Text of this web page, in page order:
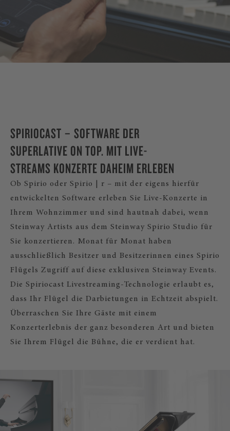
SPIRIO | ENTDECKEN
SPIRIOCAST – SOFTWARE DER
SUPERLATIVE ON TOP. MIT LIVE-
STREAMS KONZERTE DAHEIM ERLEBEN
Ob Spirio oder Spirio | r – mit der eigens hierfür
entwickelten Software erleben Sie Live-Konzerte in
Ihrem Wohnzimmer und sind hautnah dabei, wenn
Steinway Artists aus dem Steinway Spirio Studio für
Sie konzertieren. Monat für Monat haben
ausschließlich Besitzer und Besitzerinnen eines Spirio
Flügels Zugriff auf diese exklusiven Steinway Events.
Die Spiriocast Livestreaming-Technologie erlaubt es,
dass Ihr Flügel die Darbietungen in Echtzeit abspielt.
Überraschen Sie Ihre Gäste mit einem
Konzerterlebnis der ganz besonderen Art und bieten
Sie Ihrem Flügel die Bühne, die er verdient hat.
SPIRIOCAST – LIVESTREAM-
IHREM FLÜGEL!